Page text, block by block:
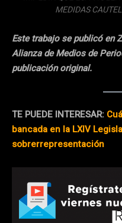
MEDIDAS
Este trabajo se publicó en
Alianza de Medios de
publicación original.
TE PUEDE INTERESAR:
bancada en la LXIV
sobrerrepresentación